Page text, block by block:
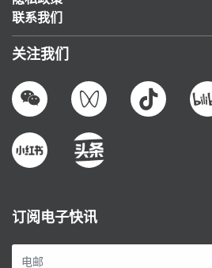
联系我们
关注我们
订阅电子快讯